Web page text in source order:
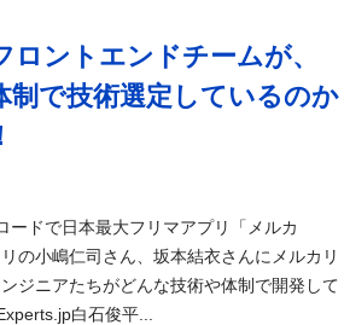
ロントエンドチームが、
制で技術選定しているのか
ードで日本最大フリマアプリ「メルカ
の小嶋仁司さん、坂本結衣さんにメルカリ
ジニアたちがどんな技術や体制で開発して
白石俊平...